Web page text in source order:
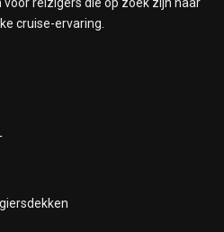
cruise-ervaring.